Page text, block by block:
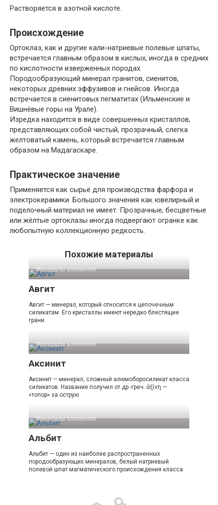
Растворяется в азотной кислоте.
Происхождение
Ортоклаз, как и другие кали-натриевые полевые шпаты,
встречается главным образом в кислых, иногда в средних
по кислотности изверженных породах.
Породообразующий минерал гранитов, сиенитов,
некоторых древних эффузивов и гнейсов. Иногда
встречается в сиенитовых пегматитах (Ильменские и
Bишнёвые горы на Урале).
Изредка находится в виде совершенных кристаллов,
представляющих собой чистый, прозрачный, слегка
желтоватый камень, который встречается главным
образом на Мадагаскаре.
Практическое значение
Применяется как сырьё для производства фарфора и
электрокерамики. Большого значения как ювелирный и
поделочный материал не имеет. Прозрачные, бесцветные
или жёлтые ортоклазы иногда подвергают огранке как
любопытную коллекционную редкость.
Похожие материалы
Минералы алюминия‎
Авгит
Авгит — минерал, который относится к цепочечным
силикатам. Его кристаллы имеют нередко блестящие
грани.
Минералы алюминия‎
Аксинит
Аксинит — минерал, сложный алюмоборосиликат класса
силикатов. Название получил от др.-греч. ἀξίνη —
«топор» за острую
Минералы алюминия‎
Альбит
Альбит — один из наиболее распространенных
породообразующих минералов, белый натриевый
полевой шпат магматического происхождения класса